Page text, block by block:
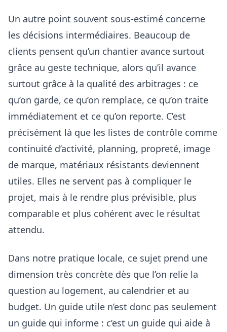
Un autre point souvent sous-estimé concerne
les décisions intermédiaires. Beaucoup de
clients pensent qu’un chantier avance surtout
grâce au geste technique, alors qu’il avance
surtout grâce à la qualité des arbitrages : ce
qu’on garde, ce qu’on remplace, ce qu’on traite
immédiatement et ce qu’on reporte. C’est
précisément là que les listes de contrôle comme
continuité d’activité, planning, propreté, image
de marque, matériaux résistants deviennent
utiles. Elles ne servent pas à compliquer le
projet, mais à le rendre plus prévisible, plus
comparable et plus cohérent avec le résultat
attendu.
Dans notre pratique locale, ce sujet prend une
dimension très concrète dès que l’on relie la
question au logement, au calendrier et au
budget. Un guide utile n’est donc pas seulement
un guide qui informe : c’est un guide qui aide à